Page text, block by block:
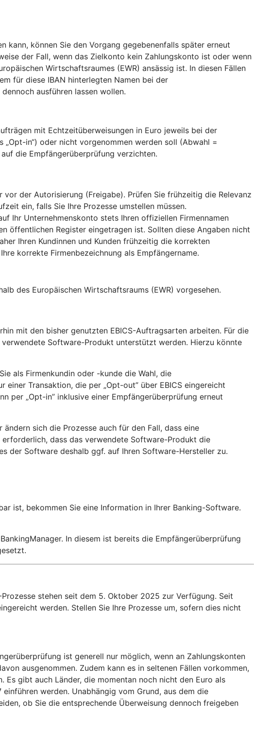
können Sie den Vorgang gegebenenfalls später erneut
der Fall, wenn das Zielkonto kein Zahlungskonto ist oder wenn
Wirtschaftsraumes (EWR) ansässig ist. In diesen Fällen
für diese IBAN hinterlegten Namen bei der
ausführen lassen wollen.
mit Echtzeitüberweisungen in Euro jeweils bei der
in“) oder nicht vorgenommen werden soll (Abwahl =
die Empfängerüberprüfung verzichten.
der Autorisierung (Freigabe). Prüfen Sie frühzeitig die Relevanz
ein, falls Sie Ihre Prozesse umstellen müssen.
Ihr Unternehmenskonto stets Ihren offiziellen Firmennamen
öffentlichen Register eingetragen ist. Sollten diese Angaben nicht
Ihren Kundinnen und Kunden frühzeitig die korrekten
korrekte Firmenbezeichnung als Empfängername.
des Europäischen Wirtschaftsraums (EWR) vorgesehen.
mit den bisher genutzten EBICS-Auftragsarten arbeiten. Für die
Software-Produkt unterstützt werden. Hierzu könnte
als Firmenkundin oder -kunde die Wahl, die
Transaktion, die per „Opt-out” über EBICS eingereicht
per „Opt-in” inklusive einer Empfängerüberprüfung erneut
sich die Prozesse auch für den Fall, dass eine
dass das verwendete Software-Produkt die
der Software deshalb ggf. auf Ihren Software-Hersteller zu.
ist, bekommen Sie eine Information in Ihrer Banking-Software.
In diesem ist bereits die Empfängerüberprüfung
stehen seit dem 5. Oktober 2025 zur Verfügung. Seit
werden. Stellen Sie Ihre Prozesse um, sofern dies nicht
ist generell nur möglich, wenn an Zahlungskonten
ausgenommen. Zudem kann es in seltenen Fällen vorkommen,
gibt auch Länder, die momentan noch nicht den Euro als
werden. Unabhängig vom Grund, aus dem die
ob Sie die entsprechende Überweisung dennoch freigeben